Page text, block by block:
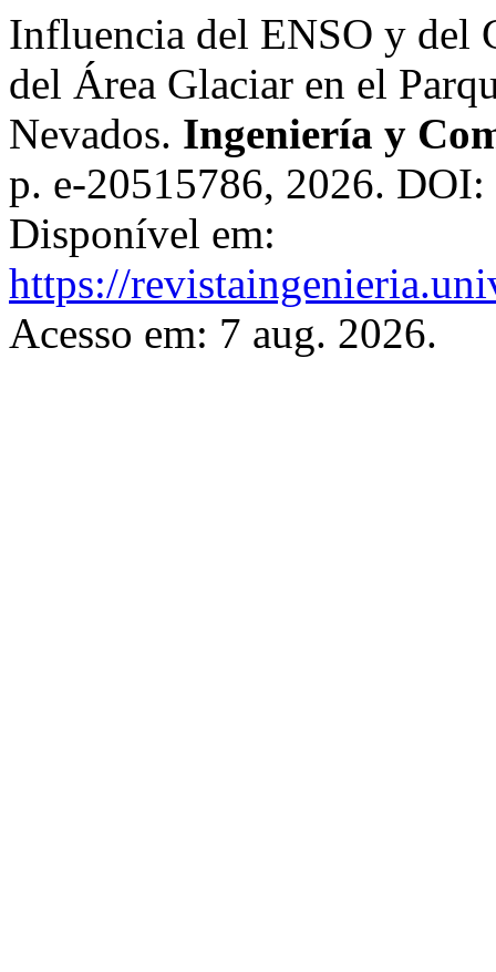
Influencia del ENSO y del
del Área Glaciar en el
Nevados. Ingeniería y
p. e-20515786, 2026. DOI:
Disponível em:
https://
Acesso em: 7 aug. 2026.